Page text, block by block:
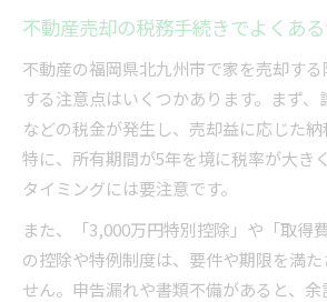
不動産売却の税務手続きでよくあ
不動産の福岡県北九州市で家を売却す
する注意点はいくつかあります。まず
などの税金が発生し、売却益に応じた納
特に、所有期間が5年を境に税率が大き
タイミングには要注意です。
また、「3,000万円特別控除」や「取得
の控除や特例制度は、要件や期限を満
せん。申告漏れや書類不備があると、